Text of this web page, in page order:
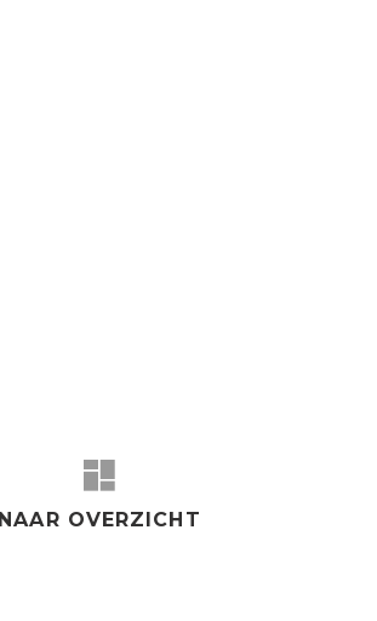
NAAR OVERZICHT